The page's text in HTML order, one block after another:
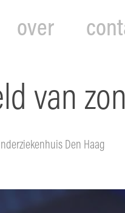
over
van
Den Haag